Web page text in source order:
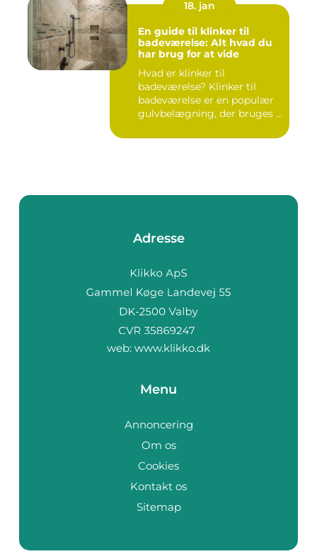
18. jan
En guide til klinker til
badeværelse: Alt hvad du
har brug for at vide
Hvad er klinker til
badeværelse? Klinker til
badeværelse er en populær
gulvbelægning, der bruges i
Adresse
web: www.klikko.dk
Menu
Annoncering
Om os
Cookies
Kontakt os
Sitemap